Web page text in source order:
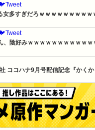
女多すぎだろｗｗｗｗｗｗｗｗｗ
、陰好みｗｗｗｗｗｗｗｗｗｗｗ
ココハナ9月号配信記念『かく